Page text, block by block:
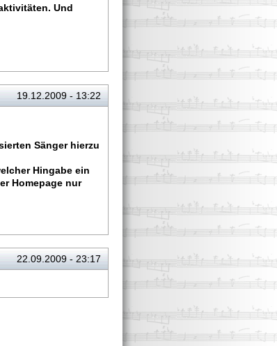
Und
19.12.2009 - 13:22
Sänger hierzu
Hingabe ein
Homepage nur
22.09.2009 - 23:17